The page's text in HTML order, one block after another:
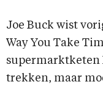
Joe Buck wist
Way You Take
supermarktketen
trekken, maar